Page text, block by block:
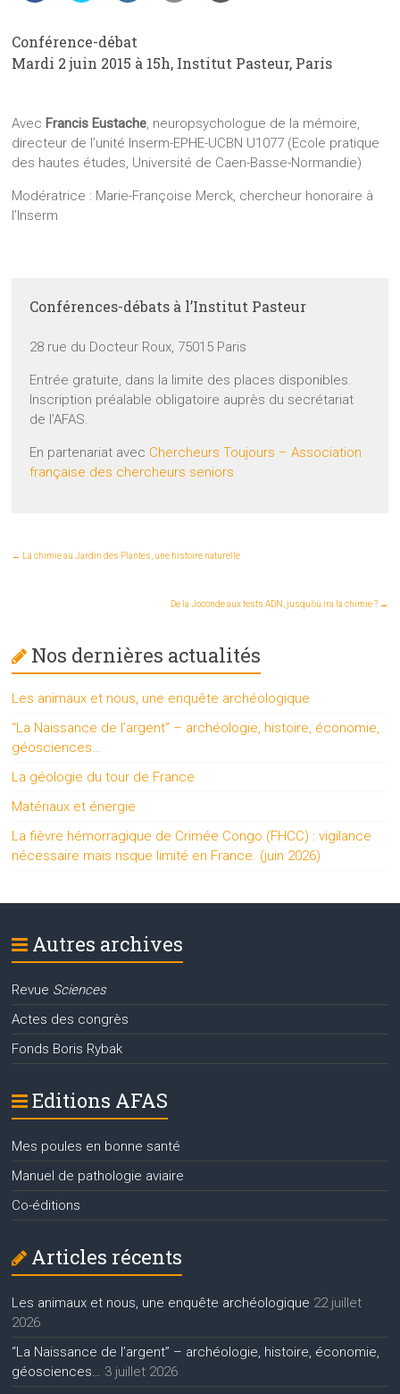
Conférence-débat
Mardi 2 juin 2015 à 15h, Institut Pasteur, Paris
Avec Francis Eustache , neuropsychologue de la mémoire,
directeur de l’unité Inserm-EPHE-UCBN U1077 (Ecole pratique
des hautes études, Université de Caen-Basse-Normandie)
Modératrice : Marie-Françoise Merck, chercheur honoraire à
l’Inserm
Conférences-débats à l’Institut Pasteur
28 rue du Docteur Roux, 75015 Paris
Entrée gratuite, dans la limite des places disponibles.
Inscription préalable obligatoire auprès du secrétariat
de l’AFAS.
En partenariat avec Chercheurs Toujours – Association
française des chercheurs seniors
← La chimie au Jardin des Plantes, une histoire naturelle
De la Joconde aux tests ADN, jusqu’où ira la chimie ? →
Nos dernières actualités
Les animaux et nous, une enquête archéologique
“La Naissance de l’argent” – archéologie, histoire, économie,
géosciences…
La géologie du tour de France
Matériaux et énergie
La fièvre hémorragique de Crimée Congo (FHCC) : vigilance
nécessaire mais risque limité en France. (juin 2026)
Autres archives
Revue Sciences
Actes des congrès
Fonds Boris Rybak
Editions AFAS
Mes poules en bonne santé
Manuel de pathologie aviaire
Co-éditions
Articles récents
Les animaux et nous, une enquête archéologique 22 juillet
2026
“La Naissance de l’argent” – archéologie, histoire, économie,
géosciences…
3 juillet 2026